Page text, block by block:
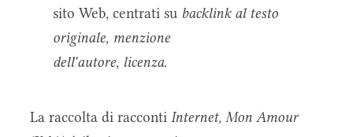
sito Web, centrati su backlink al testo
originale, menzione
dell'autore, licenza.
La raccolta di raccontiInternet, Mon Amour